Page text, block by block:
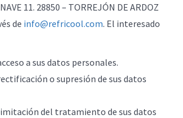
11. 28850 – TORREJÓN DE ARDOZ
de info@refricool.com. El interesado
a sus datos personales.
o supresión de sus datos
del tratamiento de sus datos